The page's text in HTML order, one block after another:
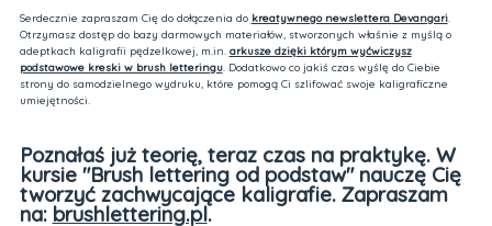
Serdecznie zapraszam Cię do dołączenia do kreatywnego newslettera Devangari.
Otrzymasz dostęp do bazy darmowych materiałów, stworzonych właśnie z myślą o
adeptkach kaligrafii pędzelkowej, m.in. arkusze dzięki którym wyćwiczysz
podstawowe kreski w brush letteringu. Dodatkowo co jakiś czas wyślę do Ciebie
strony do samodzielnego wydruku, które pomogą Ci szlifować swoje kaligraficzne
umiejętności.
Poznałaś już teorię, teraz czas na praktykę. W
kursie "Brush lettering od podstaw" nauczę Cię
tworzyć zachwycające kaligrafie. Zapraszam
na: brushlettering.pl.